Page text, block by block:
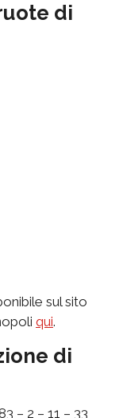
di
sul sito
qui.
di
– 2 – 11 – 33